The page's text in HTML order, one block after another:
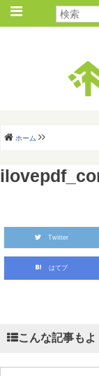
ホーム
Twitter
はてブ
こんな記事も